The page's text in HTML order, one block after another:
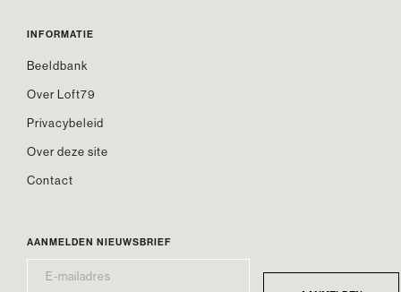
INFORMATIE
Beeldbank
Over Loft79
Privacybeleid
Over deze site
Contact
AANMELDEN NIEUWSBRIEF